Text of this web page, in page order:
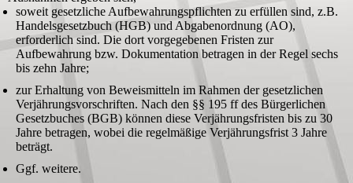
soweit gesetzliche Aufbewahrungspflichten zu erfüllen sind, z.B.
Handelsgesetzbuch (HGB) und Abgabenordnung (AO),
erforderlich sind. Die dort vorgegebenen Fristen zur
Aufbewahrung bzw. Dokumentation betragen in der Regel sechs
bis zehn Jahre;
zur Erhaltung von Beweismitteln im Rahmen der gesetzlichen
Verjährungsvorschriften. Nach den §§ 195 ff des Bürgerlichen
Gesetzbuches (BGB) können diese Verjährungsfristen bis zu 30
Jahre betragen, wobei die regelmäßige Verjährungsfrist 3 Jahre
beträgt.
Ggf. weitere.